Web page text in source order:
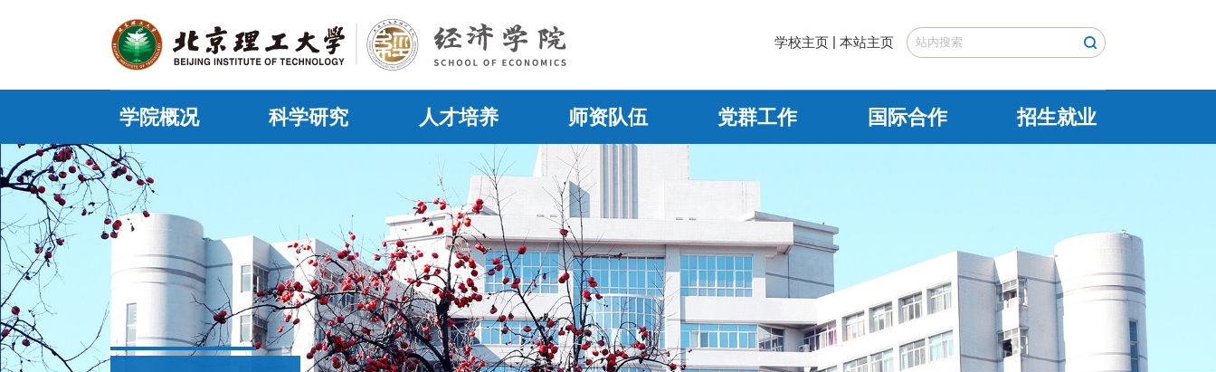
学校主页 | 本站主页
学院概况 科学研究 人才培养 师资队伍 党群工作 国际合作 招生就业